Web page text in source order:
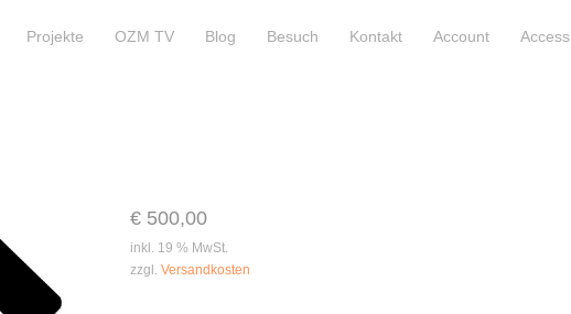
Projekte OZM TV Blog Besuch Kontakt Account Access
€500,00
inkl. 19 % MwSt.
zzgl. Versandkosten